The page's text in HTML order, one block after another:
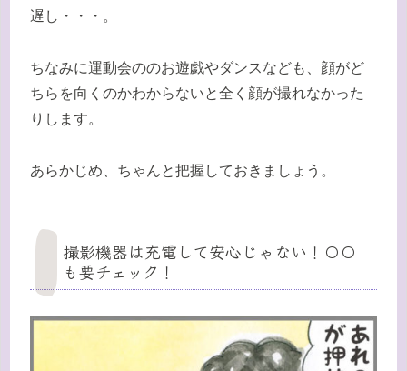
遅し・・・。
ちなみに運動会ののお遊戯やダンスなども、顔がど
ちらを向くのかわからないと全く顔が撮れなかった
りします。
あらかじめ、ちゃんと把握しておきましょう。
撮影機器は充電して安心じゃない！〇〇
も要チェック！